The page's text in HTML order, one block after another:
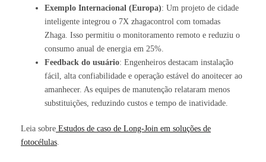
Exemplo Internacional (Europa): Um projeto de cidade
inteligente integrou o 7X zhagacontrol com tomadas
Zhaga. Isso permitiu o monitoramento remoto e reduziu o
consumo anual de energia em 25%.
Feedback do usuário: Engenheiros destacam instalação
fácil, alta confiabilidade e operação estável do anoitecer ao
amanhecer. As equipes de manutenção relataram menos
substituições, reduzindo custos e tempo de inatividade.
Leia sobre Estudos de caso de Long-Join em soluções de
fotocélulas.